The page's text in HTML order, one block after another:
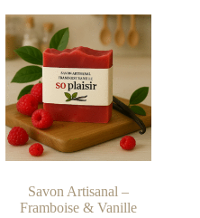
Savon Artisanal –
Framboise & Vanille